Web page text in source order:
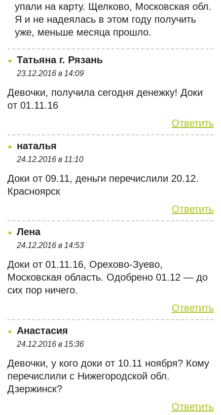
упали на карту. Щелково, Московская обл.
Я и не надеялась в этом году получить
уже, меньше месяца прошло.
Татьяна г. Рязань
23.12.2016 в 14:09
Девочки, получила сегодня денежку! Доки
от 01.11.16
Ответить
наталья
24.12.2016 в 11:10
Доки от 09.11, деньги перечислили 20.12.
Красноярск
Ответить
Лена
24.12.2016 в 14:53
Доки от 01.11.16, Орехово-Зуево,
Московская область. Одобрено 01.12 — до
сих пор ничего.
Ответить
Анастасия
24.12.2016 в 15:36
Девочки, у кого доки от 10.11 ноября? Кому
перечислили с Нижегородской обл.
Дзержинск?
Ответить